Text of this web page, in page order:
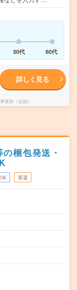
50代 60代
詳しく見る
部（全国）
梱包発送・
派遣